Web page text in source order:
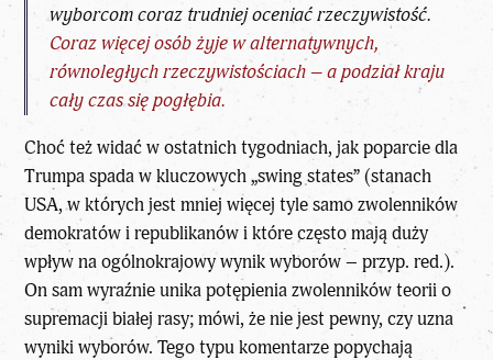
wyborcom coraz trudniej oceniać rzeczywistość.
Coraz więcej osób żyje w alternatywnych,
równoległych rzeczywistościach – a podział kraju
cały czas się pogłębia.
Choć też widać w ostatnich tygodniach, jak poparcie dla
Trumpa spada w kluczowych „swing states” (stanach
USA, w których jest mniej więcej tyle samo zwolenników
demokratów i republikanów i które często mają duży
wpływ na ogólnokrajowy wynik wyborów – przyp. red.).
On sam wyraźnie unika potępienia zwolenników teorii o
supremacji białej rasy; mówi, że nie jest pewny, czy uzna
wyniki wyborów. Tego typu komentarze popychają